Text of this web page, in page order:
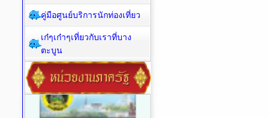
คู่มือศูนย์บริการนักท่องเที่ยว
เก๋ๆเก๋าๆเที่ยวกับเราที่บาง
ตะบูน